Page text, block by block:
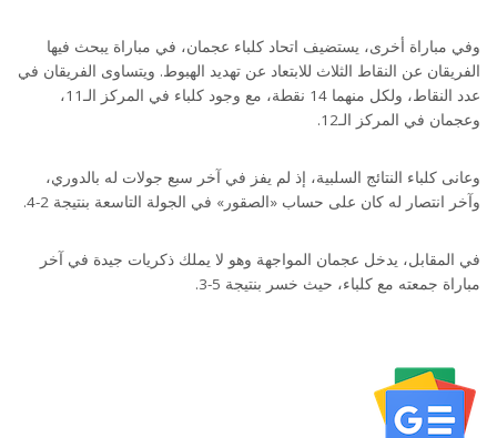
وفي مباراة أخرى، يستضيف اتحاد كلباء عجمان، في مباراة يبحث فيها
الفريقان عن النقاط الثلاث للابتعاد عن تهديد الهبوط. ويتساوى الفريقان في
عدد النقاط، ولكل منهما 14 نقطة، مع وجود كلباء في المركز الـ11،
وعجمان في المركز الـ12.
وعانى كلباء النتائج السلبية، إذ لم يفز في آخر سبع جولات له بالدوري،
وآخر انتصار له كان على حساب «الصقور» في الجولة التاسعة بنتيجة 2-4.
في المقابل، يدخل عجمان المواجهة وهو لا يملك ذكريات جيدة في آخر
مباراة جمعته مع كلباء، حيث خسر بنتيجة 5-3.